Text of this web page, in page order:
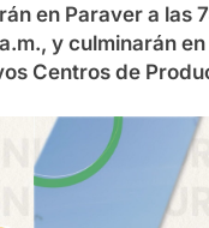
en Paraver a las
y culminarán
Centros de